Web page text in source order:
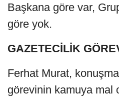
Başkana göre var,
göre yok.
GAZETECİLİK
Ferhat Murat,
görevinin kamuya mal